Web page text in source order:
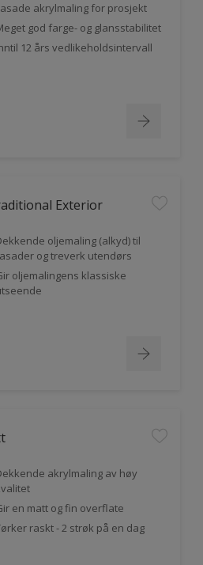
akrylmaling for prosjekt
god farge- og glansstabilitet
12 års vedlikeholdsintervall
Exterior
oljemaling (alkyd) til
og treverk utendørs
oljemalingens klassiske
akrylmaling av høy
en matt og fin overflate
raskt - 2 strøk på en dag